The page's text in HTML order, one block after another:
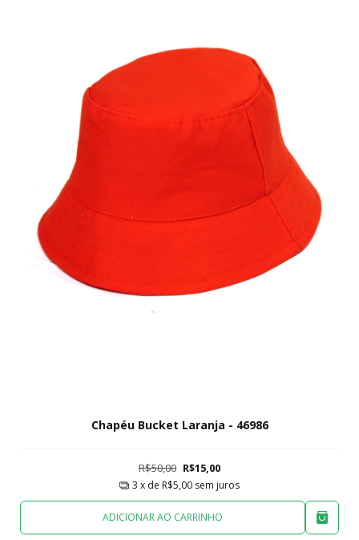
Chapéu Bucket Laranja - 46986
R$50,00 R$15,00
3 x de R$5,00 sem juros
ADICIONAR AO CARRINHO